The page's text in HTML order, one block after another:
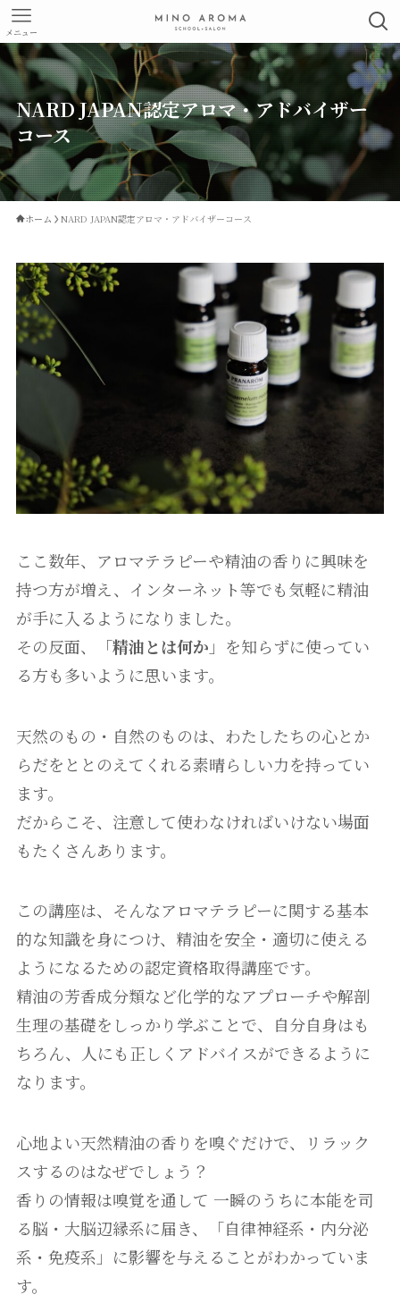
メニュー
NARD JAPAN認定アロマ・アドバイザー
コース
ホーム NARD JAPAN認定アロマ・アドバイザーコース
ここ数年、アロマテラピーや精油の香りに興味を
持つ方が増え、インターネット等でも気軽に精油
が手に入るようになりました。
その反面、「精油とは何か 」を知らずに使ってい
る方も多いように思います。
天然のもの・自然のものは、わたしたちの心とか
らだをととのえてくれる素晴らしい力を持ってい
ます。
だからこそ、注意して使わなければいけない場面
もたくさんあります。
この講座は、そんなアロマテラピーに関する基本
的な知識を身につけ、精油を安全・適切に使える
ようになるための認定資格取得講座です。
精油の芳香成分類など化学的なアプローチや解剖
生理の基礎をしっかり学ぶことで、自分自身はも
ちろん、人にも正しくアドバイスができるように
なります。
心地よい天然精油の香りを嗅ぐだけで、リラック
スするのはなぜでしょう？
香りの情報は嗅覚を通して 一瞬のうちに本能を司
る脳・大脳辺縁系に届き、「自律神経系・内分泌
系・免疫系」に影響を与えることがわかっていま
す。